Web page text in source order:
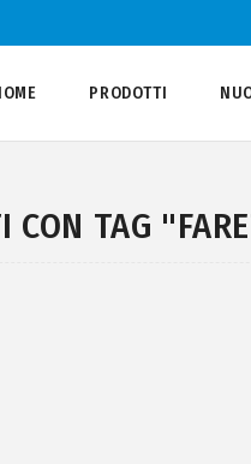
PRODOTTI
CON TAG